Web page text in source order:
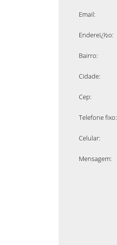
Email:
Endereï¿½o:
Bairro:
Cidade:
Cep:
Telefone fixo:
Celular:
Mensagem: